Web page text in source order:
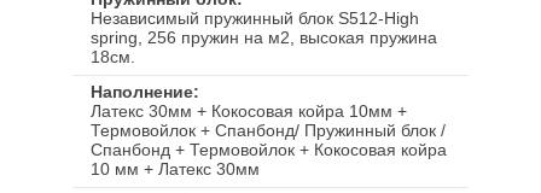
Независимый пружинный блок S512-High
spring, 256 пружин на м2, высокая пружина
18см.
Наполнение
Латекс 30мм + Кокосовая койра 10мм +
Термовойлок + Спанбонд/ Пружинный блок /
Спанбонд + Термовойлок + Кокосовая койра
10 мм + Латекс 30мм